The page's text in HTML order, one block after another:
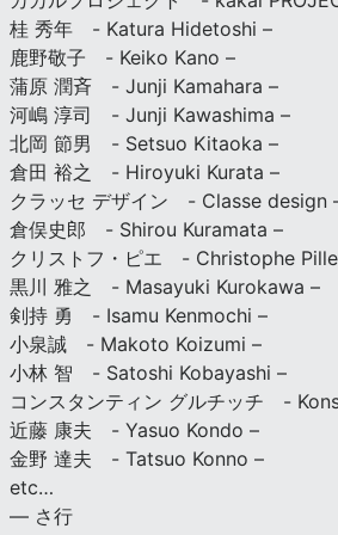
桂 秀年 - Katura Hidetoshi –
鹿野敬子 - Keiko Kano –
蒲原 潤斉 - Junji Kamahara –
河嶋 淳司 - Junji Kawashima –
北岡 節男 - Setsuo Kitaoka –
倉田 裕之 - Hiroyuki Kurata –
クラッセ デザイン - Classe design
倉俣史郎 - Shirou Kuramata –
クリストフ・ピエ - Christophe
黒川 雅之 - Masayuki Kurokawa –
剣持 勇 - Isamu Kenmochi –
小泉誠 - Makoto Koizumi –
小林 智 - Satoshi Kobayashi –
コンスタンティン グルチッチ -
近藤 康夫 - Yasuo Kondo –
金野 達夫 - Tatsuo Konno –
etc…
— さ行